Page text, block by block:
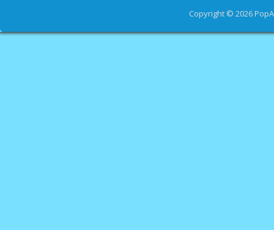
Copyright © 2026